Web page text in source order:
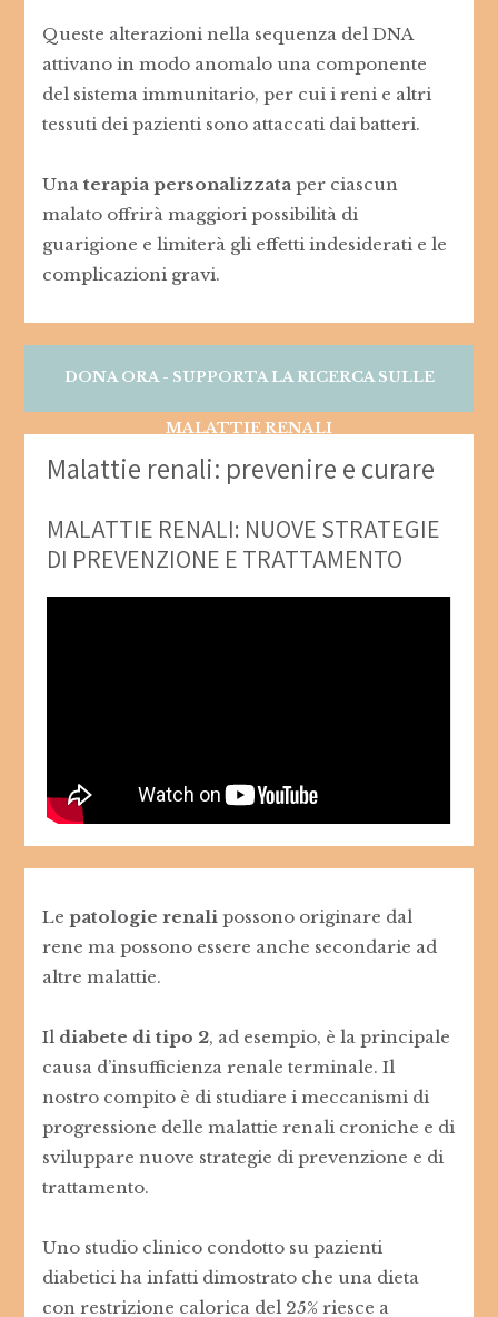
Queste alterazioni nella sequenza del DNA
attivano in modo anomalo una componente
del sistema immunitario, per cui i reni e altri
tessuti dei pazienti sono attaccati dai batteri.
Unaterapia personalizzata per ciascun
malato offrirà maggiori possibilità di
guarigione e limiterà gli effetti indesiderati e le
complicazioni gravi.
DONA ORA - SUPPORTA LA RICERCA SULLE
MALATTIE RENALI
Malattie renali: prevenire e curare
MALATTIE RENALI: NUOVE STRATEGIE
DI PREVENZIONE E TRATTAMENTO
Lepatologie renalipossono originare dal
rene ma possono essere anche secondarie ad
altre malattie.
Il diabete di tipo 2, ad esempio, è la principale
causa d’insufficienza renale terminale. Il
nostro compito è di studiare i meccanismi di
progressione delle malattie renali croniche e di
sviluppare nuove strategie di prevenzione e di
trattamento.
Uno studio clinico condotto su pazienti
diabetici ha infatti dimostrato che una dieta
con restrizione calorica del 25% riesce a